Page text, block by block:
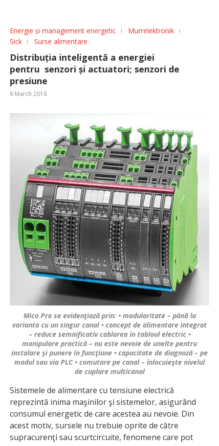
Energie și management energetic
Murrelektronik
Sick
Surse alimentare
Distribuția inteligentă a energiei
pentru senzori și actuatori; senzori de
presiune
6 March 2018
Mico Pro se evidenţiază prin: • modularitate – până la
varianta cu un singur canal • concept de alimentare integrat
– reduce semnificativ cablarea în tabloul electric •
manipulare practică – nu este nevoie de unelte pentru
instalare şi punere în funcţiune • capacitate de diagnoză – pe
modul sau via PLC • comutare pe canal – înlocuieşte nivelul
de cuplare multicanal
Sistemele de alimentare cu tensiune electrică
reprezintă inima maşinilor şi sistemelor, asigurând
consumul energetic de care acestea au nevoie. Din
acest motiv, sursele nu trebuie oprite de către
supracurenţi sau scurtcircuite, fenomene care pot